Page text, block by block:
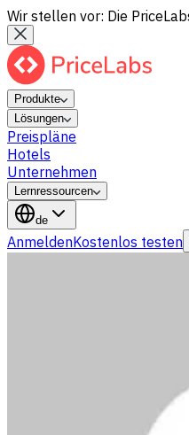
Wir stellen vor: Die
Produkte
Lösungen
Preispläne
Hotels
Unternehmen
Lernressourcen
de
AnmeldenKostenlos testen